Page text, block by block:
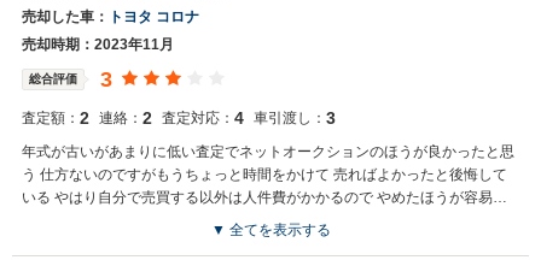
れしく思います！またのご機会がございましたら、何卒よろしくお願
い申し上げます。
売却した車：
トヨタ コロナ
売却時期：2023年11月
総合評価 3
査定額： 2 連絡： 2 査定対応： 4 車引渡し： 3
年式が古いがあまりに低い査定でネットオークションのほうが良かったと思
う 仕方ないのですがもうちょっと時間をかけて 売ればよかったと後悔して
いる やはり自分で売買する以外は人件費がかかるので やめたほうが容易と
▼ 全てを表示する